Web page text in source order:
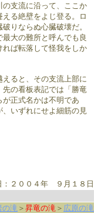
の支流に沿って、ここか
る絶壁をよじ登る。ロ
りならぬ心臓破壊だ。
大の難所と呼んでも良
ば転落して怪我をしか
ると、その支流上部に
先の看板表記では「勝竜
正式名かは不明であ
いずれにせよ細筋の見
：２００４年 ９月１８日
の滝 ＞ 昇竜の滝 ＞ 広原の滝